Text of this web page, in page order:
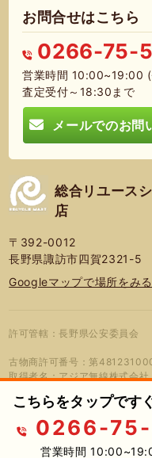
お問合せはこちら
0266-75-
営業時間 10:00~19:00
査定受付～18:30まで
メールでのお問
総合リユース
店
〒392-0012
長野県諏訪市四賀2321-5
Googleマップで場所をみる
許可管轄：長野県公安委員会
古物商許可番号：第
取得者名：アジア無線株式会社
プライバシーポリシー 蓮営会
イ
こちらをタップです
0266-
営業時間